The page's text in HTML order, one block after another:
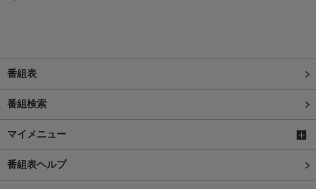
番組表
番組検索
マイメニュー
番組表ヘルプ